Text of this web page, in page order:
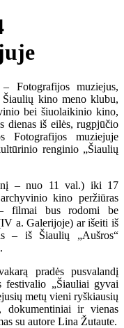
Fotografijos muziejus,
Šiaulių kino meno klubu,
bei šiuolaikinio kino,
dienas iš eilės, rugpjūčio
Fotografijos muziejuje
renginio „Šiaulių
– nuo 11 val.) iki 17
kino peržiūras
filmai bus rodomi be
a. Galerijoje) ar išeiti iš
– iš Šiaulių „Aušros“
pradės pusvalandį
festivalio „Šiauliai gyvai
metų vieni ryškiausių
dokumentiniai ir vienas
su autore Lina Žutaute.